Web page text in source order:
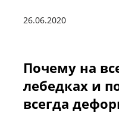
26.06.2020
Почему на
лебедках и
всегда